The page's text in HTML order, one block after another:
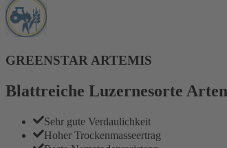
GREENSTAR ARTEMIS
Blattreiche Luzernesorte
Sehr gute Verdaulichkeit
Hoher Trockenmasseertrag